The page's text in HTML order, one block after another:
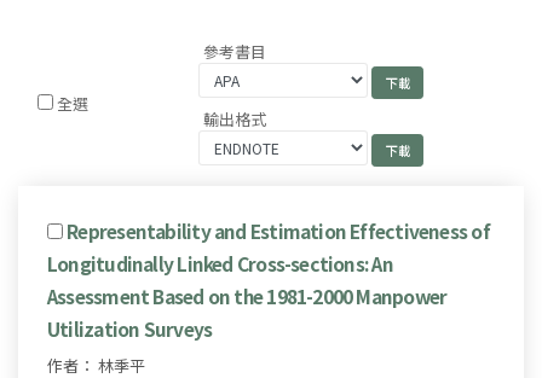
全選
參考書目
輸出格式
Representability and Estimation Effectiveness of
Longitudinally Linked Cross-sections: An
Assessment Based on the 1981-2000 Manpower
Utilization Surveys
作者： 林季平